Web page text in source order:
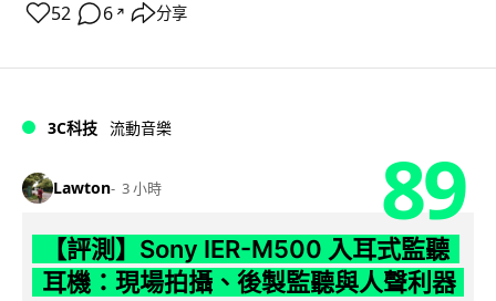
52 6 ↗ 分享
3C科技 流動音樂
Lawton 3 小時 89
【評測】Sony IER-M500 入耳式監聽
耳機：現場拍攝、後製監聽與人聲利器